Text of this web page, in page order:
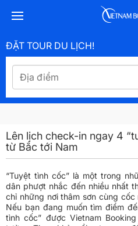
ĐẶT TOUR DU LỊCH!
Lên lịch check-in ngay 4
từ Bắc tới Nam
“Tuyệt tình cốc” là một trong
dân phượt nhắc đến nhiều nhất
chỉ những nơi thâm sơn cùng
Nếu bạn đang muốn tìm điểm
tình cốc” được Vietnam